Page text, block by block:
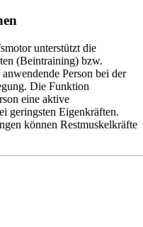
unterstützt die
(Beintraining) bzw.
Person bei der
Die Funktion
eine aktive
geringsten Eigenkräften.
können Restmuskelkräfte